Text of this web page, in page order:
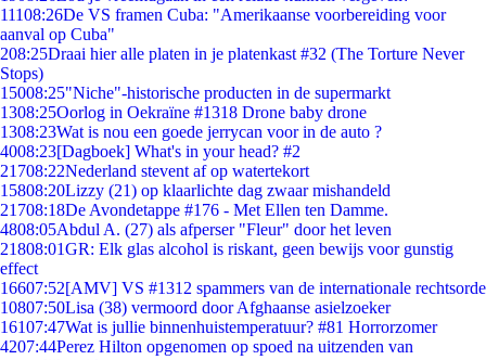
11108:26De VS framen Cuba: "Amerikaanse voorbereiding voor
aanval op Cuba"
208:25Draai hier alle platen in je platenkast #32 (The Torture Never
Stops)
15008:25"Niche"-historische producten in de supermarkt
1308:25Oorlog in Oekraïne #1318 Drone baby drone
1308:23Wat is nou een goede jerrycan voor in de auto ?
4008:23[Dagboek] What's in your head? #2
21708:22Nederland stevent af op watertekort
15808:20Lizzy (21) op klaarlichte dag zwaar mishandeld
21708:18De Avondetappe #176 - Met Ellen ten Damme.
4808:05Abdul A. (27) als afperser "Fleur" door het leven
21808:01GR: Elk glas alcohol is riskant, geen bewijs voor gunstig
effect
16607:52[AMV] VS #1312 spammers van de internationale rechtsorde
10807:50Lisa (38) vermoord door Afghaanse asielzoeker
16107:47Wat is jullie binnenhuistemperatuur? #81 Horrorzomer
4207:44Perez Hilton opgenomen op spoed na uitzenden van